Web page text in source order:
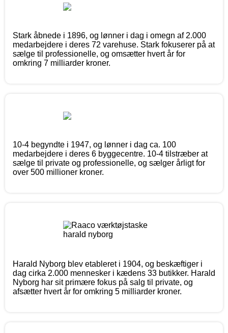
Stark åbnede i 1896, og lønner i dag i omegn af 2.000
medarbejdere i deres 72 varehuse. Stark fokuserer på at
sælge til professionelle, og omsætter hvert år for
omkring 7 milliarder kroner.
10-4 begyndte i 1947, og lønner i dag ca. 100
medarbejdere i deres 6 byggecentre. 10-4 tilstræber at
sælge til private og professionelle, og sælger årligt for
over 500 millioner kroner.
Harald Nyborg blev etableret i 1904, og beskæftiger i
dag cirka 2.000 mennesker i kædens 33 butikker. Harald
Nyborg har sit primære fokus på salg til private, og
afsætter hvert år for omkring 5 milliarder kroner.